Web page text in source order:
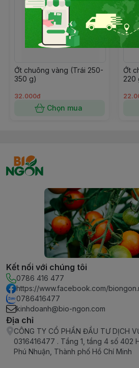
Ớt chuông vàng (Trái 250-
350 g)
32.000đ
Chọn mua
Ớt
220
Kết nối với chúng tôi
0786 416 477
https://www.facebook.com/
0786416477
kinhdoanh@bio-ngon.com
Địa chỉ
CÔNG TY CỔ PHẦN ĐẦU TƯ DỊCH
0316416477 . Tầng 1, tầng 4 số 402
Phú Nhuận, Thành phố Hồ Chí Minh